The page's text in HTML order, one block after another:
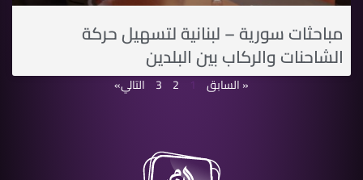
مباحثات سورية – لبنانية لتسهيل حركة
الشاحنات والركاب بين البلدين
« السابق 1
2
3 التالي»